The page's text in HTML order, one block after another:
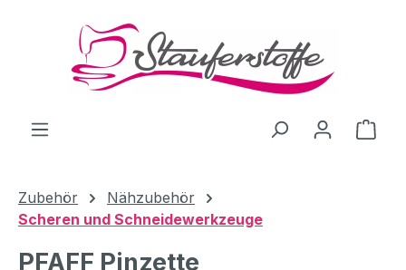
Zum Hauptinhalt springen
Zubehör
Nähzubehör
Scheren und Schneidewerkzeuge
PFAFF Pinzette